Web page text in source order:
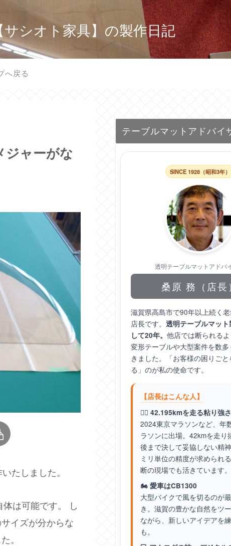
シオト家具】の製作日記
へ戻る
ジャーがな
たしました。
は可能です。 し
イズが分からな
。
テーブルマットアドバイ
SINCE 1928（昭和3年）
透明テーブルマットアドバ
桑原 務（店長
滋賀県高島市で90年以上続く
店長です。 透明テーブルマッ
して20年。 他店では断られる
変形テーブルや大型案件を数
きました。「お客様の困りご
る」のが私の使命です。
【店長はこんな人】
🏃‍♂️ 42.195kmを走る粘り強さ
2024東京マラソンなど、年
ラソンに出場。42kmを走り
後まで決して妥協しない精神
ミリ単位の精度が求められ
断の現場でも活きています。
🏍️ 愛車はCB1300
大型バイクで風を切るのが
き。滋賀の豊かな自然をツ
ながら、新しいアイデアを
も。